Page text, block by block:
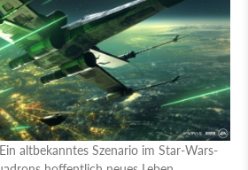
altbekanntes Szenario im Star-Wars-